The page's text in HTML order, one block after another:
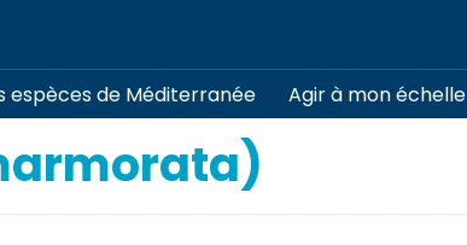
espèces de Méditerranée Agir à mon échelle